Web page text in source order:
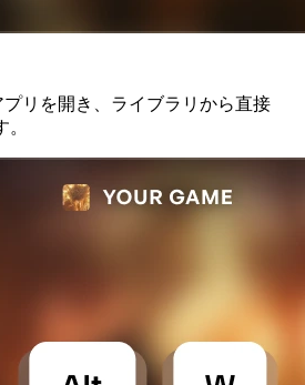
プリを開き、ライブラリから直接